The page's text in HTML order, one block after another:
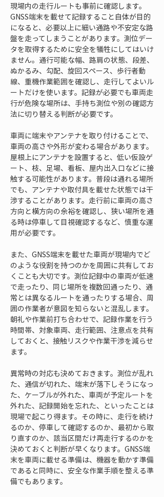
現場内の走行ルートも事前に確認します。
GNSS端末を載せて記録すること自体が目的
になると、必要以上に細い通路や不安定な路
盤を走ってしまうことがあります。測位デー
タを取得するために安全を犠牲にしてはいけ
ません。通行可能な幅、路肩の状態、段差、
ぬかるみ、勾配、旋回スペース、歩行者動
線、重機作業範囲を確認し、走行してよいル
ートだけを使います。記録が必要でも車両走
行が危険な場所は、手持ち測位や別の確認方
法に切り替える判断が必要です。
車両に端末やアンテナを取り付けることで、
車両の高さや外形が変わる場合があります。
屋根上にアンテナを設置すると、低い仮設ゲ
ート、枝、足場、看板、屋内出入口などに接
触する可能性があります。普段は通れる場所
でも、アンテナや取付具を載せた状態では干
渉することがあります。走行前に車両の高さ
方向と横方向の余裕を確認し、狭い場所を通
る時は停車して目視確認するなど、慎重な運
用が必要です。
また、GNSS端末を載せた車両が現場内でど
のような役割を持つのかを周囲に共有してお
くことも大切です。測位記録中の車両が低速
で走ったり、同じ場所を複数回通ったり、通
常とは異なるルートを通ったりする場合、周
囲の作業者が意図を知らないと混乱します。
朝礼や作業前打ち合わせで、記録作業を行う
時間帯、対象車両、走行範囲、注意点を共有
しておくと、接触リスクや作業干渉を減らせ
ます。
異常時の対応も決めておきます。測位が乱れ
た、通信が切れた、端末が落下しそうになっ
た、ケーブルが外れた、車両が予定ルートを
外れた、記録開始を忘れた、といったことは
現場で起こり得ます。その時に、走行を続け
るのか、停車して確認するのか、最初から取
り直すのか、該当区間だけ再走行するのかを
決めておくと判断が早くなります。GNSS端
末を車両に載せる準備は、機器を動かす準備
であると同時に、安全な作業手順を整える準
備でもあります。